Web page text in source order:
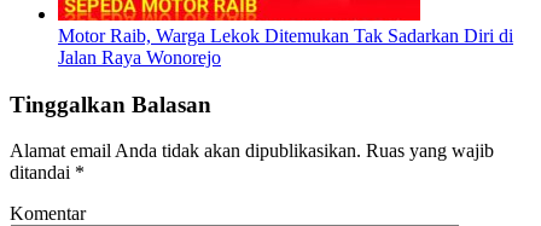
Motor Raib, Warga Lekok Ditemukan Tak Sadarkan Diri di
Jalan Raya Wonorejo
Tinggalkan Balasan
Alamat email Anda tidak akan dipublikasikan. Ruas yang wajib
ditandai *
Komentar